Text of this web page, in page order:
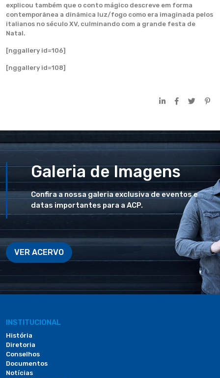
explicou também que o conto mágico descreve em forma
contemporânea a dinâmica luz/fogo como era imaginada pelos
italianos no século XV, culminando com a grande festa de
Natal.
[nggallery id=106]
[nggallery id=108]
Galeria de Imagens
Confira a nossa galeria exclusiva de eventos e
datas importantes para a ACP.
VER ACERVO
INSTITUCIONAL
História
Diretoria
Conselhos
Documentos
Notícias